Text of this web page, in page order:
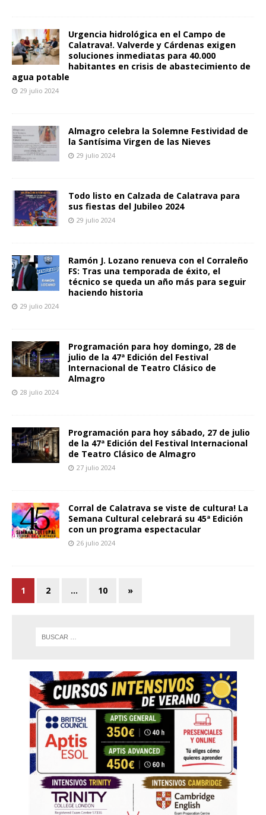
Urgencia hidrológica en el Campo de
Calatrava!. Valverde y Cárdenas exigen
soluciones inmediatas para 40.000
habitantes en crisis de abastecimiento de
agua potable
29 julio 2024
Almagro celebra la Solemne Festividad de
la Santísima Virgen de las Nieves
29 julio 2024
Todo listo en Calzada de Calatrava para
sus fiestas del Jubileo 2024
29 julio 2024
Ramón J. Lozano renueva con el Corraleño
FS: Tras una temporada de éxito, el
técnico se queda un año más para seguir
haciendo historia
29 julio 2024
Programación para hoy domingo, 28 de
julio de la 47ª Edición del Festival
Internacional de Teatro Clásico de
Almagro
28 julio 2024
Programación para hoy sábado, 27 de julio
de la 47ª Edición del Festival Internacional
de Teatro Clásico de Almagro
27 julio 2024
Corral de Calatrava se viste de cultura! La
Semana Cultural celebrará su 45ª Edición
con un programa espectacular
26 julio 2024
1 2 … 10 »